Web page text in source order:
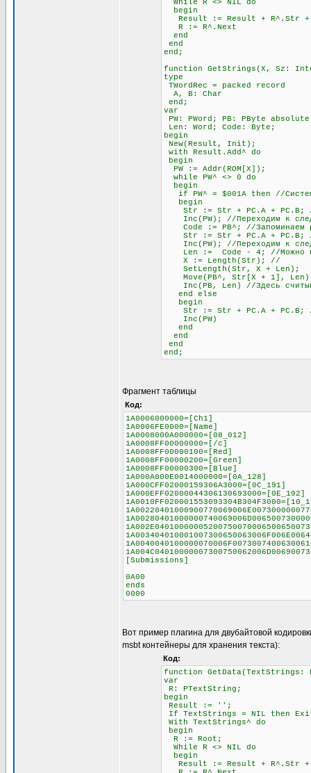
While R <> NIL do
begin
Result := Result + R^.Str +
R := R^.Next
end
end
end;
function GetStrings(X, Sz:
type
TWordRec = packed record
A, B: Char
end;
var
PW: PWord; PB: PByte
Len: Word; Code: Byte;
begin
New(Result, Init);
with Result.Add^ do
begin
PW := Addr(ROM[X]);
while PW^ <> 0 do
begin
if PW^ = $001A then //
begin
Str := Str + PC.A + PC.B; //
Inc(PW); //Переходим к
Code := PB^; //Запоминаем
Str := Str + PC.A + PC.B; //
Inc(PW); //Переходим к
Len := Code - 4; //Можно
X := Length(Str); //
SetLength(Str, X +
Move(PB^, Str[X + 1],
Inc(PB, Len) //Здесь
end else
begin
Str := Str + PC.A + PC.B; //
Inc(PW)
end
end
end
end;
Фрагмент таблицы
Код:
1A0006000000=[Ch1]
1A0006FE0000=[Name]
1A0008000A000000=[08_012]
1A0008FF00000000=[/c]
1A0008FF00000100=[Red]
1A0008FF00000200=[Green]
1A0008FF00000300=[Blue]
1A000A000E0014000000=[0A_128]
1A000CFF02000159306A3000=[0C_191]
1A000EFF02000044306130693000=[0E_192]
[Submissions]
0A00
ends
0000
Вот пример плагина для двубайтовой
msbt контейнеры для хранения текста):
Код:
function
var
R: PTextString;
begin
Result := '';
If TextStrings = NIL then
With TextStrings^ do
begin
R := Root;
While R <> NIL do
begin
Result := Result + R^.Str +